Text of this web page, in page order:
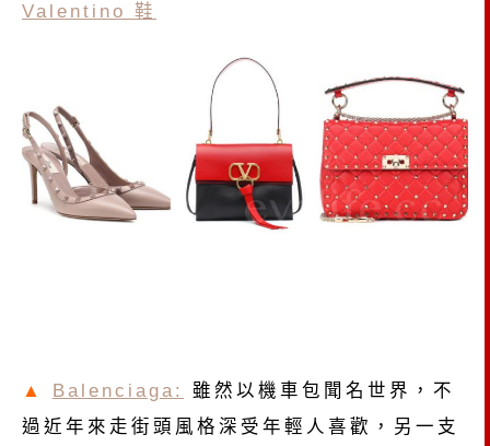
Valentino 鞋
▲ Balenciaga:
雖然以機車包聞名世界，不
過近年來走街頭風格深受年輕人喜歡，另一支